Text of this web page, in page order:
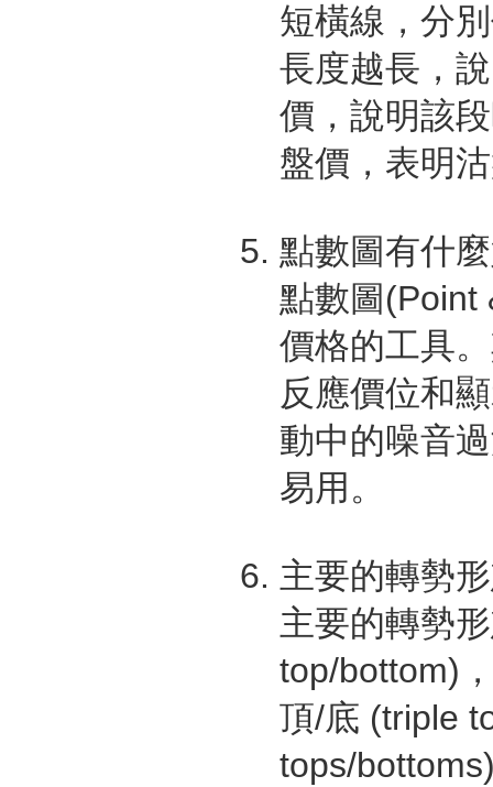
短橫線，分
長度越長，
價，說明該
盤價，表明
點數圖有什
點數圖(Point
價格的工具
反應價位和
動中的噪音
易用。
主要的轉勢
主要的轉勢
top/bottom)
頂/底 (triple
tops/